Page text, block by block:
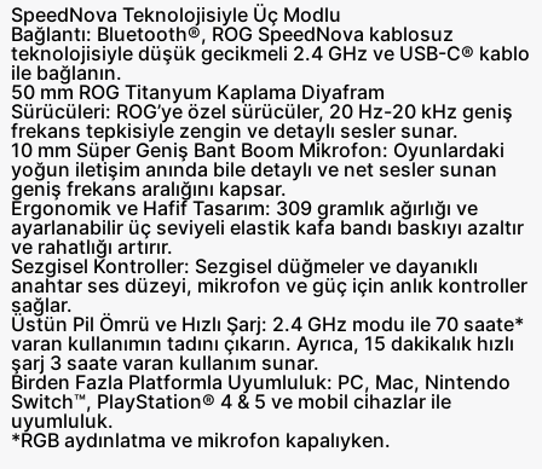
SpeedNova Teknolojisiyle Üç Modlu
Bağlantı: Bluetooth®, ROG SpeedNova kablosuz
teknolojisiyle düşük gecikmeli 2.4 GHz ve USB-C® kablo
ile bağlanın.
50 mm ROG Titanyum Kaplama Diyafram
Sürücüleri: ROG’ye özel sürücüler, 20 Hz-20 kHz geniş
frekans tepkisiyle zengin ve detaylı sesler sunar.
10 mm Süper Geniş Bant Boom Mikrofon: Oyunlardaki
yoğun iletişim anında bile detaylı ve net sesler sunan
geniş frekans aralığını kapsar.
Ergonomik ve Hafif Tasarım: 309 gramlık ağırlığı ve
ayarlanabilir üç seviyeli elastik kafa bandı baskıyı azaltır
ve rahatlığı artırır.
Sezgisel Kontroller: Sezgisel düğmeler ve dayanıklı
anahtar ses düzeyi, mikrofon ve güç için anlık kontroller
sağlar.
Üstün Pil Ömrü ve Hızlı Şarj: 2.4 GHz modu ile 70 saate*
varan kullanımın tadını çıkarın. Ayrıca, 15 dakikalık hızlı
şarj 3 saate varan kullanım sunar.
Birden Fazla Platformla Uyumluluk: PC, Mac, Nintendo
Switch™, PlayStation® 4 & 5 ve mobil cihazlar ile
uyumluluk.
*RGB aydınlatma ve mikrofon kapalıyken.